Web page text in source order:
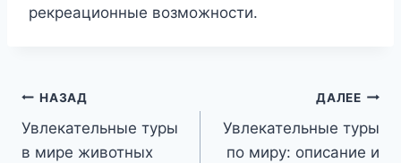
рекреационные возможности.
Навигация
по
НАЗАД
Увлекательные туры
в мире животных
ДАЛЕЕ
Увлекательные туры
по миру: описание и